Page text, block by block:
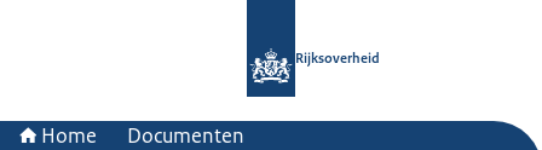
Rijksoverheid
Home Documenten